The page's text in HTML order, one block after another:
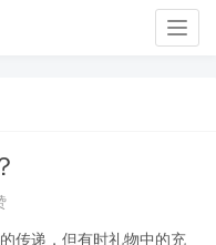
传递，但有时礼物中的充